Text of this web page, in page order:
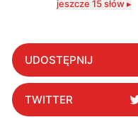
technologii a
jeszcze 15 słów ▸
UDOSTĘPNIJ
TWITTER